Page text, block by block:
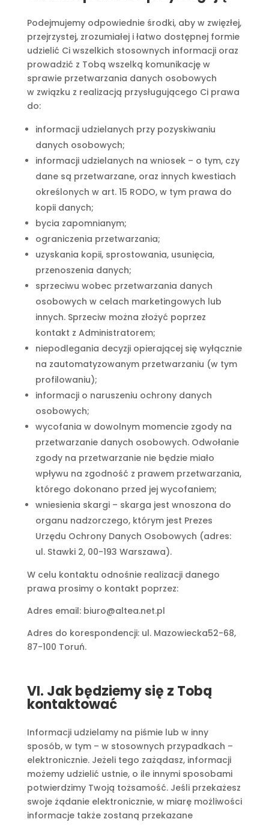
Podejmujemy odpowiednie środki, aby w zwięzłej,
przejrzystej, zrozumiałej i łatwo dostępnej formie
udzielić Ci wszelkich stosownych informacji oraz
prowadzić z Tobą wszelką komunikację w
sprawie przetwarzania danych osobowych
w związku z realizacją przysługującego Ci prawa
do:
informacji udzielanych przy pozyskiwaniu
danych osobowych;
informacji udzielanych na wniosek – o tym, czy
dane są przetwarzane, oraz innych kwestiach
określonych w art. 15 RODO, w tym prawa do
kopii danych;
bycia zapomnianym;
ograniczenia przetwarzania;
uzyskania kopii, sprostowania, usunięcia,
przenoszenia danych;
sprzeciwu wobec przetwarzania danych
osobowych w celach marketingowych lub
innych. Sprzeciw można złożyć poprzez
kontakt z Administratorem;
niepodlegania decyzji opierającej się wyłącznie
na zautomatyzowanym przetwarzaniu (w tym
profilowaniu);
informacji o naruszeniu ochrony danych
osobowych;
wycofania w dowolnym momencie zgody na
przetwarzanie danych osobowych. Odwołanie
zgody na przetwarzanie nie będzie miało
wpływu na zgodność z prawem przetwarzania,
którego dokonano przed jej wycofaniem;
wniesienia skargi – skarga jest wnoszona do
organu nadzorczego, którym jest Prezes
Urzędu Ochrony Danych Osobowych (adres:
ul. Stawki 2, 00-193 Warszawa).
W celu kontaktu odnośnie realizacji danego
prawa prosimy o kontakt poprzez:
Adres email: biuro@altea.net.pl
Adres do korespondencji: ul. Mazowiecka52-68,
87-100 Toruń.
VI. Jak będziemy się z Tobą
kontaktować
Informacji udzielamy na piśmie lub w inny
sposób, w tym – w stosownych przypadkach –
elektronicznie. Jeżeli tego zażądasz, informacji
możemy udzielić ustnie, o ile innymi sposobami
potwierdzimy Twoją tożsamość. Jeśli przekażesz
swoje żądanie elektronicznie, w miarę możliwości
informacje także zostaną przekazane